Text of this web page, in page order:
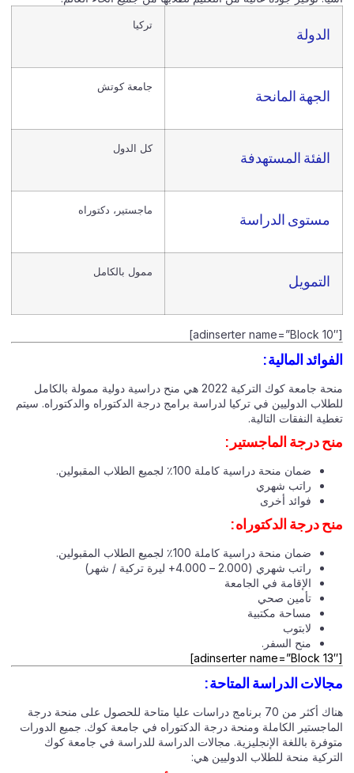
الدولة تركيا
الجهة المانحة جامعة كوتش
الفئة المستهدفة كل الدول
مستوى الدراسة ماجستير، دكتوراه
التمويل ممول بالكامل
[adinserter name=”Block 10″]
الفوائد المالية:
منحة جامعة كوك التركية 2022 هي منح دراسية دولية ممولة بالكامل
للطلاب الدوليين في تركيا لدراسة برامج درجة الدكتوراه والدكتوراه. سيتم
تغطية النفقات التالية.
منح درجة الماجستير:
ضمان منحة دراسية كاملة 100٪ لجميع الطلاب المقبولين.
راتب شهري
فوائد أخرى
منح درجة الدكتوراه:
ضمان منحة دراسية كاملة 100٪ لجميع الطلاب المقبولين.
راتب شهري (2.000 – 4.000+ ليرة تركية / شهر)
الإقامة في الجامعة
تأمين صحي
مساحة مكتبية
لابتوب
منح السفر.
[adinserter name=”Block 13″]
مجالات الدراسة المتاحة:
هناك أكثر من 70 برنامج دراسات عليا متاحة للحصول على منحة درجة
الماجستير الكاملة ومنحة درجة الدكتوراه في جامعة كوك. جميع الدورات
متوفرة باللغة الإنجليزية. مجالات الدراسة للدراسة في جامعة كوك
التركية منحة للطلاب الدوليين هي: